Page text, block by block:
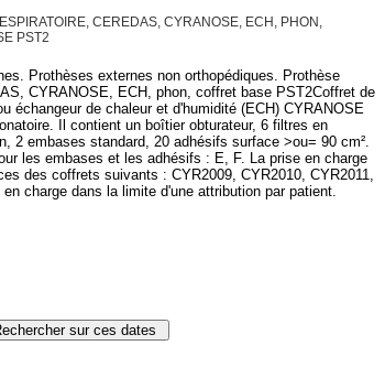
CEREDAS, CYRANOSE, ECH, PHON,
PST2
Prothèses externes non orthopédiques. Prothèse
CYRANOSE, ECH, phon, coffret base PST2Coffret de
échangeur de chaleur et d'humidité (ECH) CYRANOSE
Il contient un boîtier obturateur, 6 filtres en
2 embases standard, 20 adhésifs surface >ou= 90 cm².
les embases et les adhésifs : E, F. La prise en charge
des coffrets suivants : CYR2009, CYR2010, CYR2011,
charge dans la limite d'une attribution par patient.